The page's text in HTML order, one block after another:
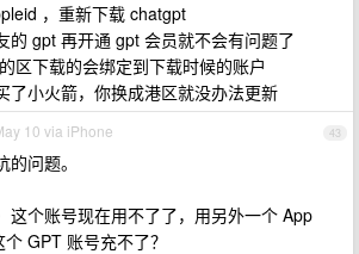
，重新下载 chatgpt
的 gpt 再开通 gpt 会员就不会有问题了
区下载的会绑定到下载时候的账户
了小火箭，你换成港区就没办法更新
43
10 via iPhone
问题。
这个账号现在用不了了，用另外一个 App
GPT 账号充不了？